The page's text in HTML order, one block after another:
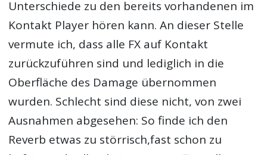
Unterschiede zu den bereits vorhandenen im
Kontakt Player hören kann. An dieser Stelle
vermute ich, dass alle FX auf Kontakt
zurückzuführen sind und lediglich in die
Oberfläche des Damage übernommen
wurden. Schlecht sind diese nicht, von zwei
Ausnahmen abgesehen: So finde ich den
Reverb etwas zu störrisch,fast schon zu